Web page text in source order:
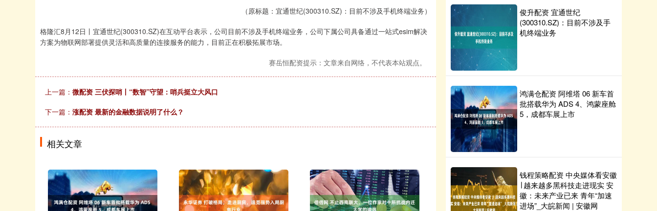
（原标题：宜通世纪(300310.SZ)：目前不涉及手机终端业务）
格隆汇8月12日丨宜通世纪(300310.SZ)在互动平台表示，公司目前不涉及手机终端业务，公司下属公司具备通过一站式esim解决
方案为物联网部署提供灵活和高质量的连接服务的能力，目前正在积极拓展市场。
赛岳恒配资提示：文章来自网络，不代表本站观点。
上一篇： 微配资 三伏探哨丨“数智”守望：哨兵挺立大风口
下一篇： 涨配资 最新的金融数据说明了什么？
相关文章
俊升配资 宜通世纪
(300310.SZ)：目前不涉及手
机终端业务
鸿满仓配资 阿维塔 06 新车首
批搭载华为 ADS 4、鸿蒙座舱
5，成都车展上市
钱程策略配资 中央媒体看安徽
∣ 越来越多黑科技走进现实 安
徽：未来产业已来 青年“加速
进场”_大皖新闻 | 安徽网